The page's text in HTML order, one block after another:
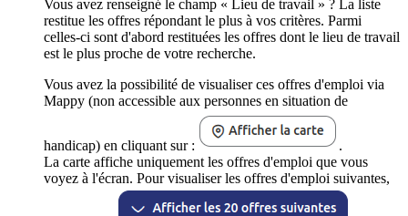
Vous avez renseigné le champ « Lieu de travail » ? La liste
restitue les offres répondant le plus à vos critères. Parmi
celles-ci sont d'abord restituées les offres dont le lieu de travail
est le plus proche de votre recherche.
Vous avez la possibilité de visualiser ces offres d'emploi via
Mappy (non accessible aux personnes en situation de
handicap) en cliquant sur :
.
La carte affiche uniquement les offres d'emploi que vous
voyez à l'écran. Pour visualiser les offres d'emploi suivantes,